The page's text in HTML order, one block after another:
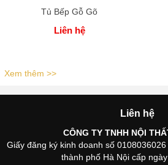
Tủ Bếp Gỗ Gõ
Liên hệ
Xem thêm >>
Liên hệ
CÔNG TY TNHH NỘI
Giấy đăng ký kinh doanh số
thành phố Hà Nội cấp